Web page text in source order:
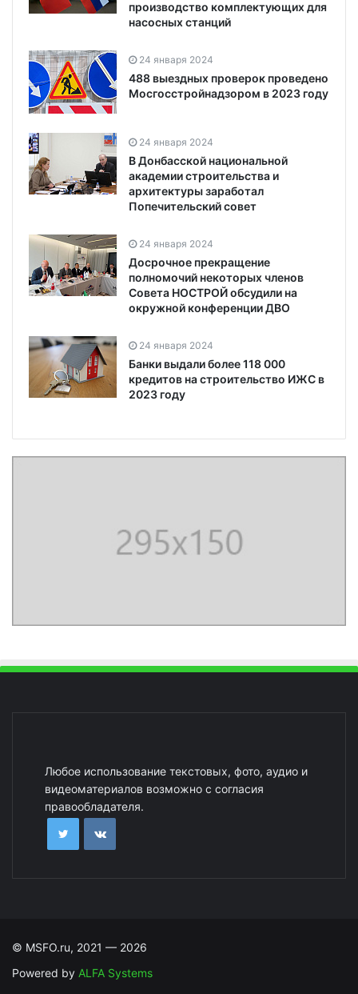
производство комплектующих для
насосных станций
24 января 2024
488 выездных проверок проведено
Мосгосстройнадзором в 2023 году
24 января 2024
В Донбасской национальной
академии строительства и
архитектуры заработал
Попечительский совет
24 января 2024
Досрочное прекращение
полномочий некоторых членов
Совета НОСТРОЙ обсудили на
окружной конференции ДВО
24 января 2024
Банки выдали более 118 000
кредитов на строительство ИЖС в
2023 году
Любое использование текстовых, фото, аудио и
видеоматериалов возможно с согласия
правообладателя.
© MSFO.ru, 2021 — 2026
Powered by ALFA Systems